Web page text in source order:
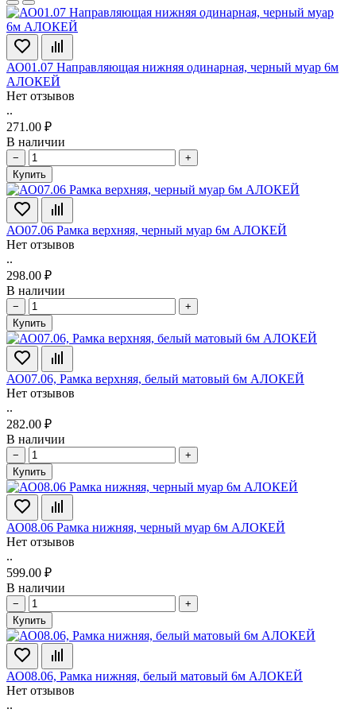
АО01.07 Направляющая нижняя одинарная, черный муар 6м
АЛОКЕЙ
Нет отзывов
..
271.00 ₽
В наличии
−
+
Купить
АО07.06 Рамка верхняя, черный муар 6м АЛОКЕЙ
Нет отзывов
..
298.00 ₽
В наличии
−
+
Купить
АО07.06, Рамка верхняя, белый матовый 6м АЛОКЕЙ
Нет отзывов
..
282.00 ₽
В наличии
−
+
Купить
АО08.06 Рамка нижняя, черный муар 6м АЛОКЕЙ
Нет отзывов
..
599.00 ₽
В наличии
−
+
Купить
АО08.06, Рамка нижняя, белый матовый 6м АЛОКЕЙ
Нет отзывов
..